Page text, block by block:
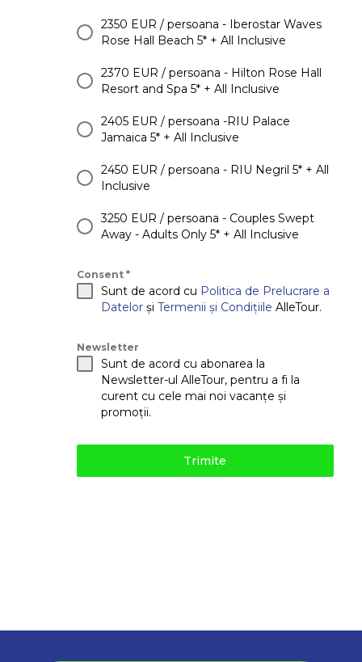
2350 EUR / persoana - Iberostar Waves
Rose Hall Beach 5* + All Inclusive
2370 EUR / persoana - Hilton Rose Hall
Resort and Spa 5* + All Inclusive
2405 EUR / persoana -RIU Palace
Jamaica 5* + All Inclusive
2450 EUR / persoana - RIU Negril 5* + All
Inclusive
3250 EUR / persoana - Couples Swept
Away - Adults Only 5* + All Inclusive
Consent *
Sunt de acord cu Politica de Prelucrare a
Datelorși Termenii și Condițiile AlleTour.
Newsletter
Sunt de acord cu abonarea la
Newsletter-ul AlleTour, pentru a fi la
curent cu cele mai noi vacanțe și
promoții.
Trimite